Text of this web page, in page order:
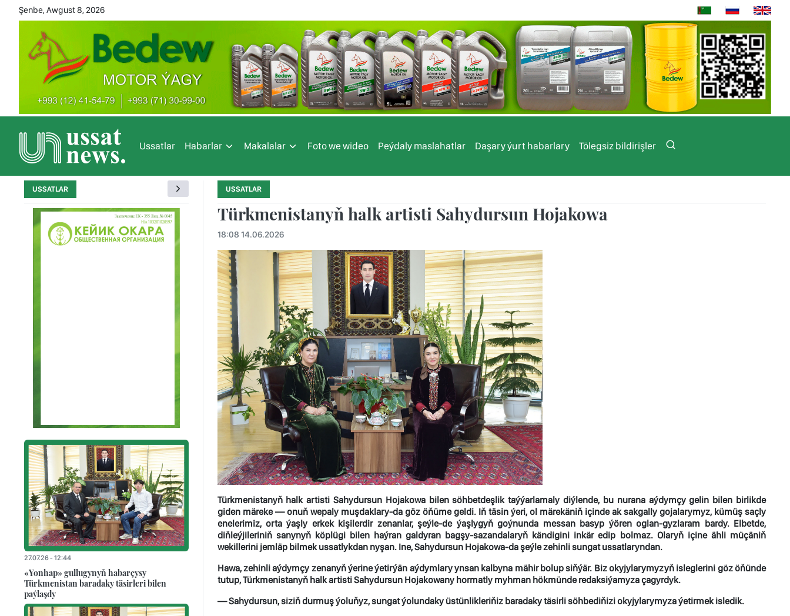
Şenbe, Awgust 8, 2026
Ussatlar Habarlar Makalalar Foto we wideo Peýdaly maslahatlar Daşary ýurt habarlary Tölegsiz bildirişler
USSATLAR
Türkmenistanyň halk artisti Sahydursun Hojakowa
18:08 14.06.2026
Türkmenistanyň halk artisti Sahydursun Hojakowa bilen söhbetdeşlik taýýarlamaly diýlende, bu nurana aýdymçy gelin bilen birlikde
giden märeke — onuň wepaly muşdaklary-da göz öňüme geldi. Iň täsin ýeri, ol märekäniň içinde ak sakgally gojalarymyz, kümüş saçly
enelerimiz, orta ýaşly erkek kişilerdir zenanlar, şeýle-de ýaşlygyň goýnunda messan basyp ýören oglan-gyzlaram bardy. Elbetde,
diňleýjileriniň sanynyň köplügi bilen haýran galdyran bagşy-sazandalaryň kändigini inkär edip bolmaz. Olaryň içine ähli müçäniň
wekillerini jemläp bilmek ussatlykdan nyşan. Ine, Sahydursun Hojakowa-da şeýle zehinli sungat ussatlaryndan.
Hawa, zehinli aýdymçy zenanyň ýerine ýetirýän aýdymlary ynsan kalbyna mähir bolup siňýär. Biz okyjylarymyzyň isleglerini göz öňünde
tutup, Türkmenistanyň halk artisti Sahydursun Hojakowany hormatly myhman hökmünde redaksiýamyza çagyrdyk.
— Sahydursun, siziň durmuş ýoluňyz, sungat ýolundaky üstünlikleriňiz baradaky täsirli söhbediňizi okyjylarymyza ýetirmek isledik.
USSATLAR
27.07.26 - 12:44
«Yonhap» gullugynyň habarçysy
Türkmenistan baradaky täsirleri bilen
paýlaşdy